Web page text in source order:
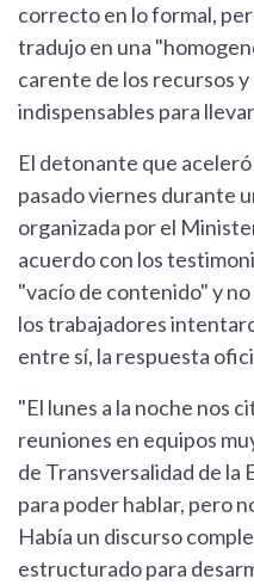
correcto en lo formal,
tradujo en una
carente de los recursos
indispensables para
El detonante que
pasado viernes durante
organizada por el
acuerdo con los
"vacío de contenido" y
los trabajadores
entre sí, la respuesta
"El lunes a la noche nos
reuniones en equipos
de Transversalidad de la
para poder hablar, pero
Había un discurso
estructurado para